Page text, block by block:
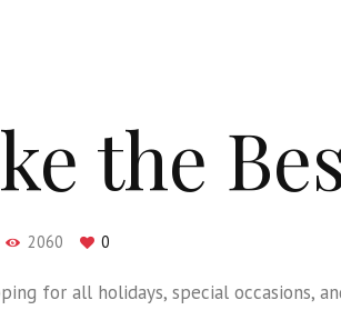
the
2060 0
for all holidays, special occasions,